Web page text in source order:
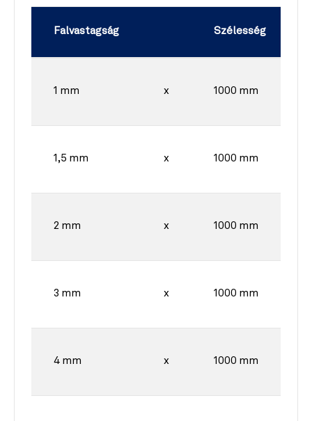
Falvastagság Szélesség
1 mm x 1000 mm
1,5 mm x 1000 mm
2 mm x 1000 mm
3 mm x 1000 mm
4 mm x 1000 mm